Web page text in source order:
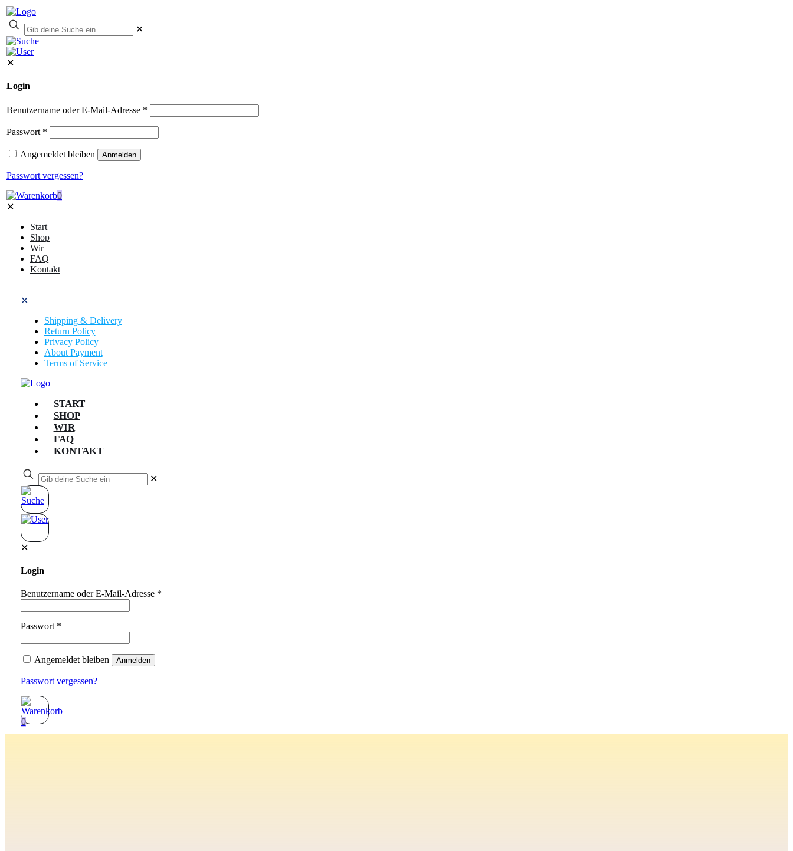
✕
✕
Login
Benutzername oder E-Mail-Adresse *
Passwort *
Angemeldet bleiben Anmelden
Passwort vergessen?
0
✕
Start
Shop
Wir
FAQ
Kontakt
✕
Shipping & Delivery
Return Policy
Privacy Policy
About Payment
Terms of Service
START
SHOP
WIR
FAQ
KONTAKT
✕
✕
Login
Benutzername oder E-Mail-Adresse *
Passwort *
Angemeldet bleiben Anmelden
Passwort vergessen?
0